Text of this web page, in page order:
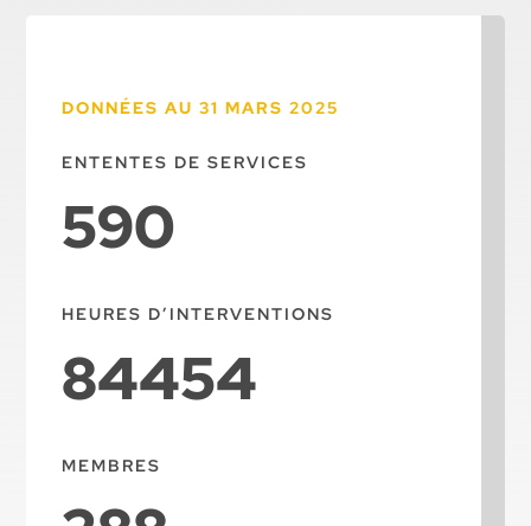
DONNÉES AU 31 MARS 2025
ENTENTES DE SERVICES
590
HEURES D’INTERVENTIONS
84454
MEMBRES